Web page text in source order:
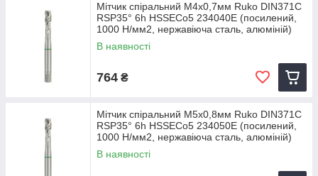
Мітчик спіральний M4х0,7мм Ruko DIN371C
RSP35° 6h HSSECo5 234040E (посилений,
1000 Н/мм2, нержавіюча сталь, алюміній)
В наявності
764 ₴
Мітчик спіральний M5х0,8мм Ruko DIN371C
RSP35° 6h HSSECo5 234050E (посилений,
1000 Н/мм2, нержавіюча сталь, алюміній)
В наявності